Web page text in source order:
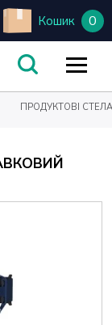
Кошик 0
ПРОДУКТОВІ